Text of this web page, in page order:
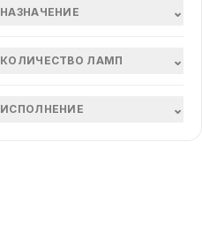
НАЗНАЧЕНИЕ ⌄
КОЛИЧЕСТВО ЛАМП ⌄
ИСПОЛНЕНИЕ ⌄